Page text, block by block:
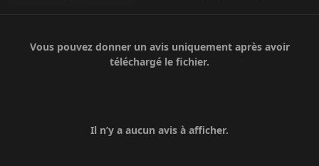
Vous pouvez donner un avis uniquement après avoir
téléchargé le fichier.
Il n’y a aucun avis à afficher.